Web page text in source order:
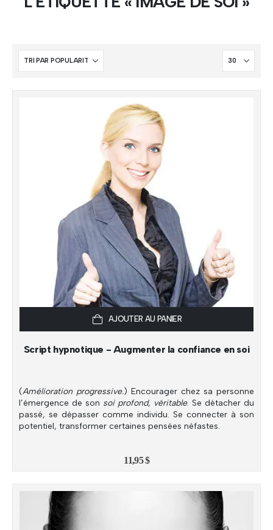
AJOUTER AU PANIER
Script hypnotique - Augmenter la confiance en soi
(Amélioration progressive.) Encourager chez sa personne
l’émergence de son soi profond, véritable. Se détacher du
passé, se dépasser comme individu. Se connecter à son
potentiel, transformer certaines pensées néfastes.
11,95$